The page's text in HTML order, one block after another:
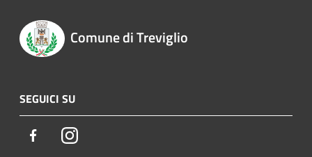
Comune di Treviglio
SEGUICI SU
FacebookInstagram